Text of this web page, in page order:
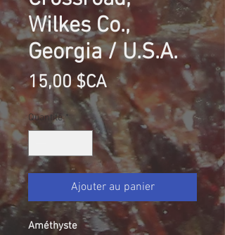
Wilkes Co.,
Georgia / U.S.A.
15,00 $CAPrix
Quantité *
Ajouter au panier
Améthyste